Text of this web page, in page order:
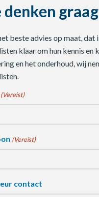
denken
beste advies op maat, dat
klaar om hun kennis
en het onderhoud, wij
(Vereist)
(Vereist)
contact